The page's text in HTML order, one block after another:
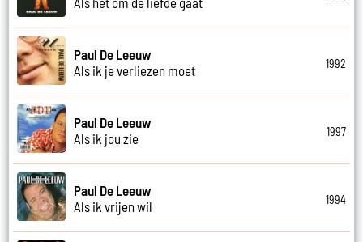
Paul De Leeuw
Als ik je verliezen moet
1992
Paul De Leeuw
Als ik jou zie
1997
Paul De Leeuw
Als ik vrijen wil
1994